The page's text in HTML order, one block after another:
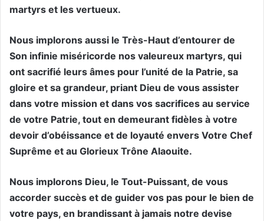
martyrs et les vertueux.
Nous implorons aussi le Très-Haut d’entourer de
Son infinie miséricorde nos valeureux martyrs, qui
ont sacrifié leurs âmes pour l’unité de la Patrie, sa
gloire et sa grandeur, priant Dieu de vous assister
dans votre mission et dans vos sacrifices au service
de votre Patrie, tout en demeurant fidèles à votre
devoir d’obéissance et de loyauté envers Votre Chef
Suprême et au Glorieux Trône Alaouite.
Nous implorons Dieu, le Tout-Puissant, de vous
accorder succès et de guider vos pas pour le bien de
votre pays, en brandissant à jamais notre devise